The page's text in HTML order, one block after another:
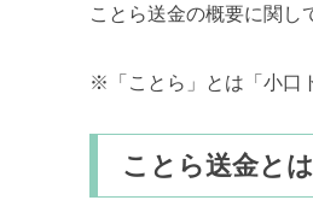
ことら送金の概要に関し
※「ことら」とは「小口
ことら送金とは